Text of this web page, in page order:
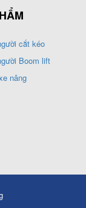
cắt kéo
Boom lift
nâng